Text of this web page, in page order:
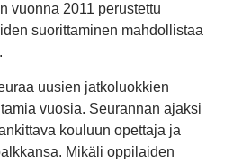
vuonna 2011 perustettu
suorittaminen mahdollistaa
uusien jatkoluokkien
vuosia. Seurannan ajaksi
kouluun opettaja ja
Mikäli oppilaiden